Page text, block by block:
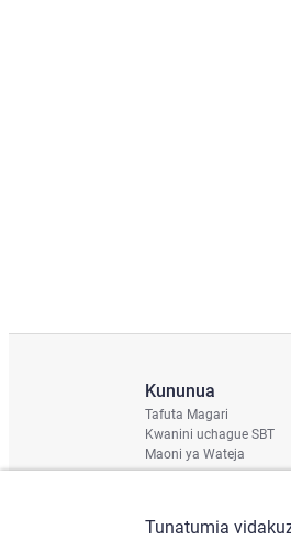
Kununua
Tafuta Magari
Kwanini uchague SBT
Maoni ya Wateja
Tunatumia